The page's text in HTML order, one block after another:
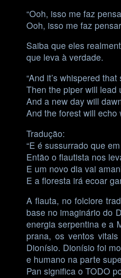
“Ooh, isso me faz
Ooh, isso me faz
Saiba que eles
que leva à verdade.
“And it’s whispered
Then the piper will lead
And a new day will
And the forest will echo
Tradução:
“E é sussurrado que
Então o flautista nos
E um novo dia vai
E a floresta irá ecoar
A flauta, no folclore
base no imaginário do
energia serpentina e a
prana, os ventos
Dionísio. Dionísio foi
e humano na parte
Pan significa o TODO